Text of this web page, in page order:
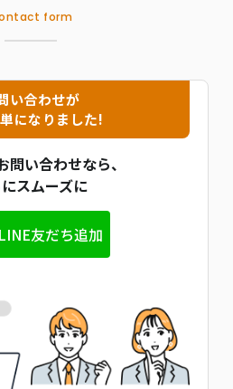
form
い合わせが
になりました!
問い合わせなら、
スムーズに
LINE友だち追加